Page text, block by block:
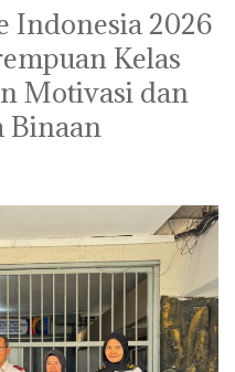
Indonesia 2026
Kelas
Motivasi dan
Binaan